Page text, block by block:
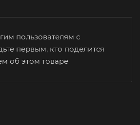
пользователям с
первым, кто поделится
об этом товаре